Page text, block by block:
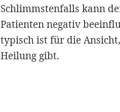
Schlimmstenfalls kann
Patienten negativ
typisch ist für die
Heilung gibt.